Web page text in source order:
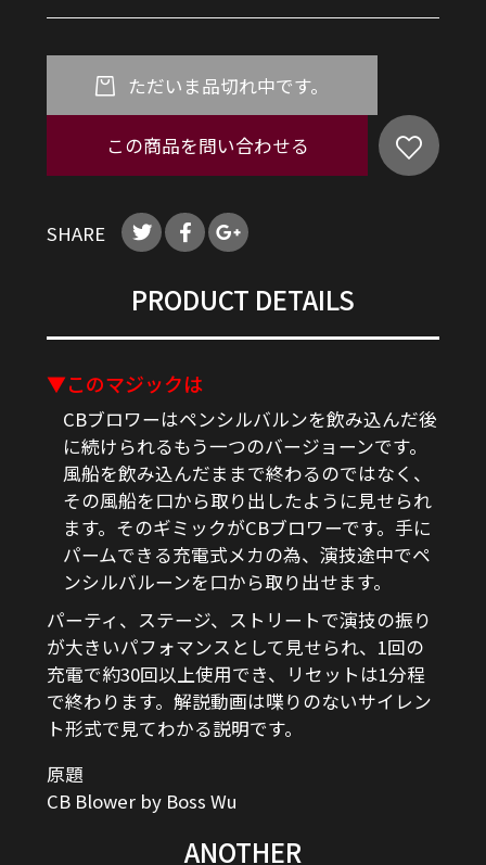
ただいま品切れ中です。
この商品を問い合わせる
SHARE
PRODUCT DETAILS
▼このマジックは
CBブロワーはペンシルバルンを飲み込んだ後
に続けられるもう一つのバージョーンです。
風船を飲み込んだままで終わるのではなく、
その風船を口から取り出したように見せられ
ます。そのギミックがCBブロワーです。手に
パームできる充電式メカの為、演技途中でペ
ンシルバルーンを口から取り出せます。
パーティ、ステージ、ストリートで演技の振り
が大きいパフォマンスとして見せられ、1回の
充電で約30回以上使用でき、リセットは1分程
で終わります。解説動画は喋りのないサイレン
ト形式で見てわかる説明です。
原題
CB Blower by Boss Wu
ANOTHER